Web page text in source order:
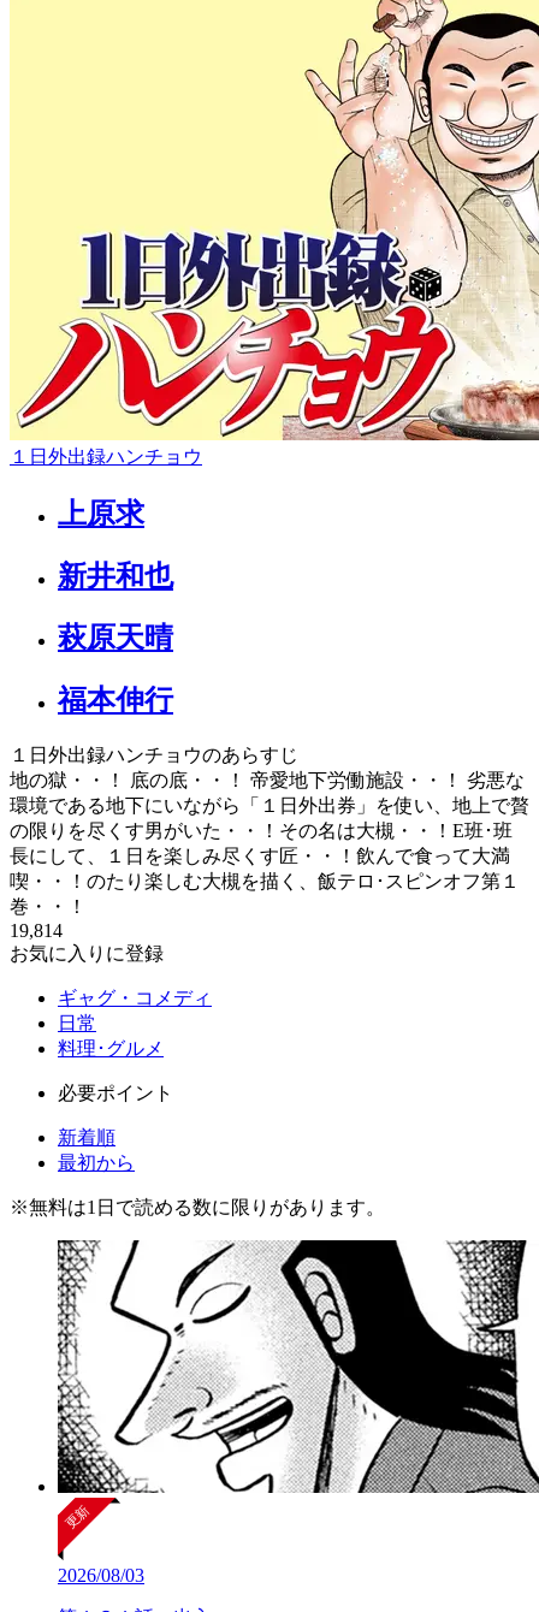
１日外出録ハンチョウ
上原求
新井和也
萩原天晴
福本伸行
１日外出録ハンチョウのあらすじ
地の獄・・！ 底の底・・！ 帝愛地下労働施設・・！ 劣悪な
環境である地下にいながら「１日外出券」を使い、地上で贅
の限りを尽くす男がいた・・！その名は大槻・・！E班･班
長にして、１日を楽しみ尽くす匠・・！飲んで食って大満
喫・・！のたり楽しむ大槻を描く、飯テロ･スピンオフ第１
巻・・！
19,814
お気に入りに登録
ギャグ・コメディ
日常
料理･グルメ
必要ポイント
新着順
最初から
※無料は1日で読める数に限りがあります。
2026/08/03